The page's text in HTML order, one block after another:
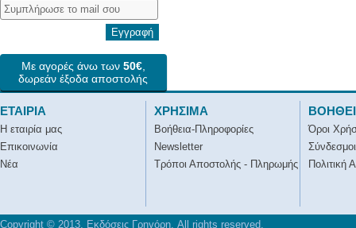
Εγγραφή
Με αγορές άνω των 50€
δωρεάν έξοδα αποστολής
ΕΤΑΙΡΙΑ
Η εταιρία μας
Επικοινωνία
Νέα
ΧΡΗΣΙΜΑ
Βοήθεια-Πληροφορίες
Newsletter
Τρόποι Αποστολής - Πληρωμής
Όροι
Σύνδεσμοι
Πολιτική
Copyright © 2013, Εκδόσεις Γρηγόρη, All rights reserved.